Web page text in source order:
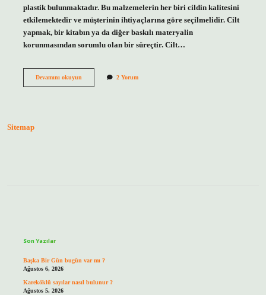
plastik bulunmaktadır. Bu malzemelerin her biri cildin kalitesini
etkilemektedir ve müşterinin ihtiyaçlarına göre seçilmelidir. Cilt
yapmak, bir kitabın ya da diğer baskılı materyalin
korunmasından sorumlu olan bir süreçtir. Cilt…
Devamını okuyunCilt
yapmak
2 Yorum
Sitemap
Son Yazılar
Başka Bir Gün bugün var mı ?
Ağustos 6, 2026
Kareköklü sayılar nasıl bulunur ?
Ağustos 5, 2026